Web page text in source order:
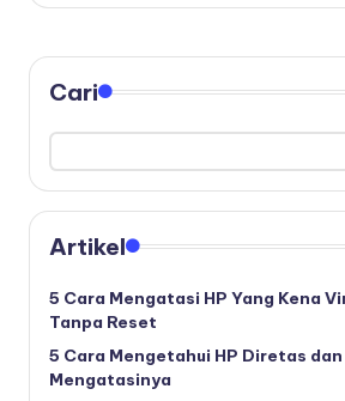
Cari
Artikel
5 Cara Mengatasi HP Yang Kena
Tanpa Reset
5 Cara Mengetahui HP Diretas
Mengatasinya